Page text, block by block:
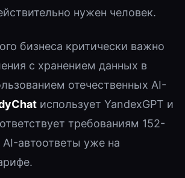
нужен человек.
бизнеса критически важно
с хранением данных в
отечественных AI-
использует YandexGPT и
требованиям 152-
AI-автоответы уже на